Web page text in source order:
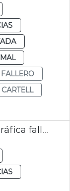
CARTELL
bases convocatoria imagen gráfica fallas 2026